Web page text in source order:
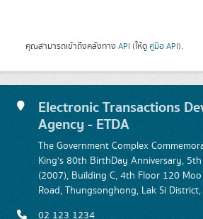
คุณสามารถเข้าถึงคลังทาง API (ให้ดู คู่มือ API).
Electronic Transactions
Agency - ETDA
The Government Complex
King's 80th BirthDay Anniversary, 5th
(2007), Building C, 4th Floor 120
Road, Thungsonghong, Lak Si
02 123 1234